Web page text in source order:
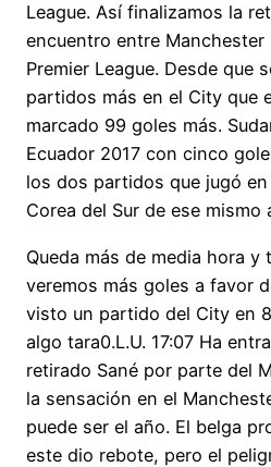
League. Así finalizamos la
encuentro entre
Premier League. Desde que
partidos más en el City que
marcado 99 goles más.
Ecuador 2017 con cinco
los dos partidos que jugó
Corea del Sur de ese mismo
Queda más de media hora y
veremos más goles a favor
visto un partido del City en
algo tara0.L.U. 17:07 Ha
retirado Sané por parte del
la sensación en el
puede ser el año. El belga
este dio rebote, pero el